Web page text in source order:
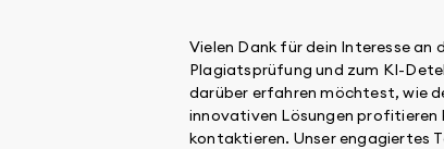
Vielen Dank für dein Interesse
Plagiatsprüfung und zum KI-
darüber erfahren möchtest, wie
innovativen Lösungen profitieren
kontaktieren. Unser engagiertes